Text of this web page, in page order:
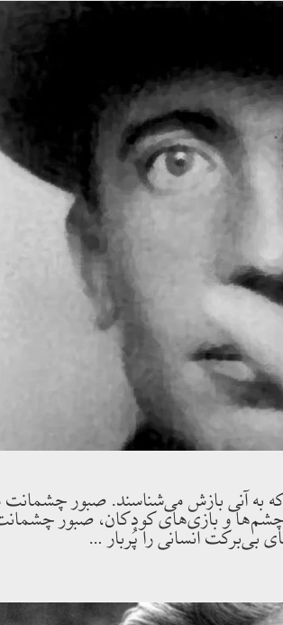
آنى بازش مى‌شناسند. صبور چشمانت
و بازى‌هاى كودكان، صبور چشمانت
انسانى را پُربار …